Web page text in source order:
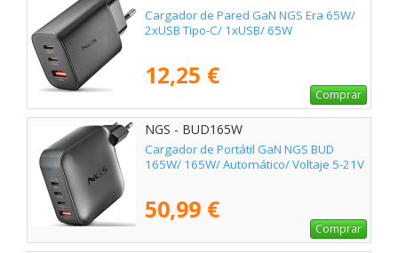
Cargador de Pared GaN NGS Era 65W/
2xUSB Tipo-C/ 1xUSB/ 65W
12,25 €
Comprar
NGS - BUD165W
Cargador de Portátil GaN NGS BUD
165W/ 165W/ Automático/ Voltaje 5-21V
50,99 €
Comprar